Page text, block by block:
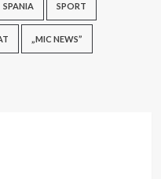
SPANIA SPORT
„MIC NEWS”